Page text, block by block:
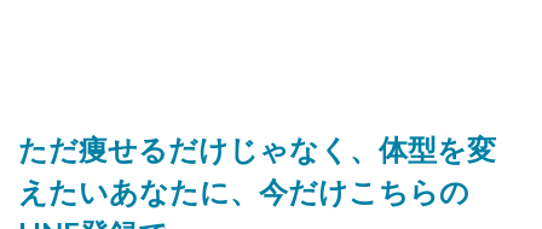
ただ痩せるだけじゃなく、体型を変
えたいあなたに、今だけこちらの